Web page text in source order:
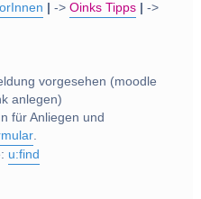
->Oinks Tipps
->
vorgesehen (moodle
anlegen)
für Anliegen und
.
u:find